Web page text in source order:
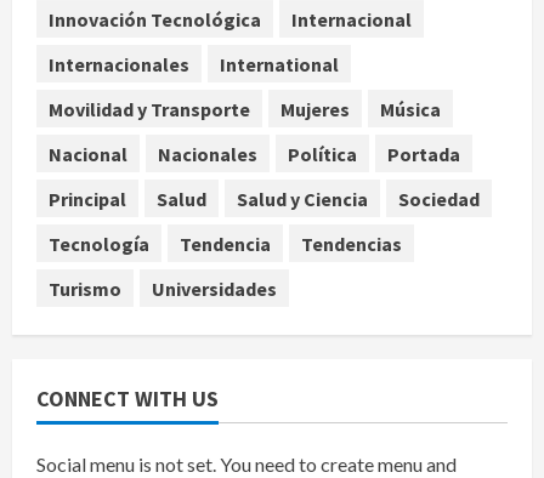
4 agosto 7, 2026
Ángela Buitrago señala videos
ocultados en el caso Ayotzinapa
agosto 7, 2026
Innovación Tecnológica
Internacional
Internacionales
International
Movilidad y Transporte
Mujeres
Música
Nacional
Nacionales Política
Portada
Principal
Salud Salud y Ciencia
Sociedad
Tecnología
Tendencia
Tendencias
Turismo
Universidades
CONNECT WITH US
Social menu is not set. You need to create menu and